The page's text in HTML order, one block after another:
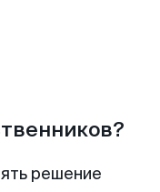
решение